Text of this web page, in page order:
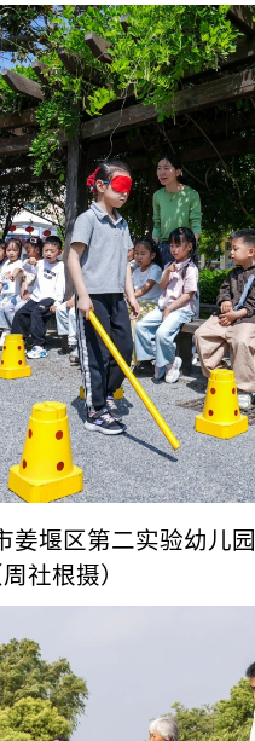
姜堰区第二实验幼儿
社根摄）